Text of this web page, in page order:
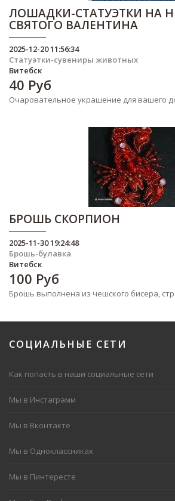
ЛОШАДКИ-СТАТУЭТКИ НА
СВЯТОГО ВАЛЕНТИНА
2025-12-20 11:56:34
Статуэтки-сувениры животных
Витебск
40 Руб
Очаровательное украшение для вашего
БРОШЬ СКОРПИОН
2025-11-30 19:24:48
Брошь-булавка
Витебск
100 Руб
Брошь выполнена из чешского бисера,
СОЦИАЛЬНЫЕ СЕТИ
Как попасть в наши социальные сети
Мы в Инстаграмм
Мы в Вконтакте
Мы в Одноклассниках
Мы в Пинтересте